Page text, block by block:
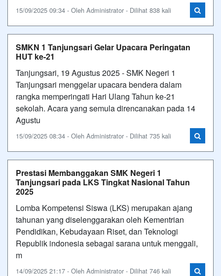
15/09/2025 09:34 - Oleh Administrator - Dilihat 838 kali
SMKN 1 Tanjungsari Gelar Upacara Peringatan
HUT ke-21
Tanjungsari, 19 Agustus 2025 - SMK Negeri 1
Tanjungsari menggelar upacara bendera dalam
rangka memperingati Hari Ulang Tahun ke-21
sekolah. Acara yang semula direncanakan pada 14
Agustu
15/09/2025 08:34 - Oleh Administrator - Dilihat 735 kali
Prestasi Membanggakan SMK Negeri 1
Tanjungsari pada LKS Tingkat Nasional Tahun
2025
Lomba Kompetensi Siswa (LKS) merupakan ajang
tahunan yang diselenggarakan oleh Kementrian
Pendidikan, Kebudayaan Riset, dan Teknologi
Republik indonesia sebagai sarana untuk menggali,
m
14/09/2025 21:17 - Oleh Administrator - Dilihat 746 kali